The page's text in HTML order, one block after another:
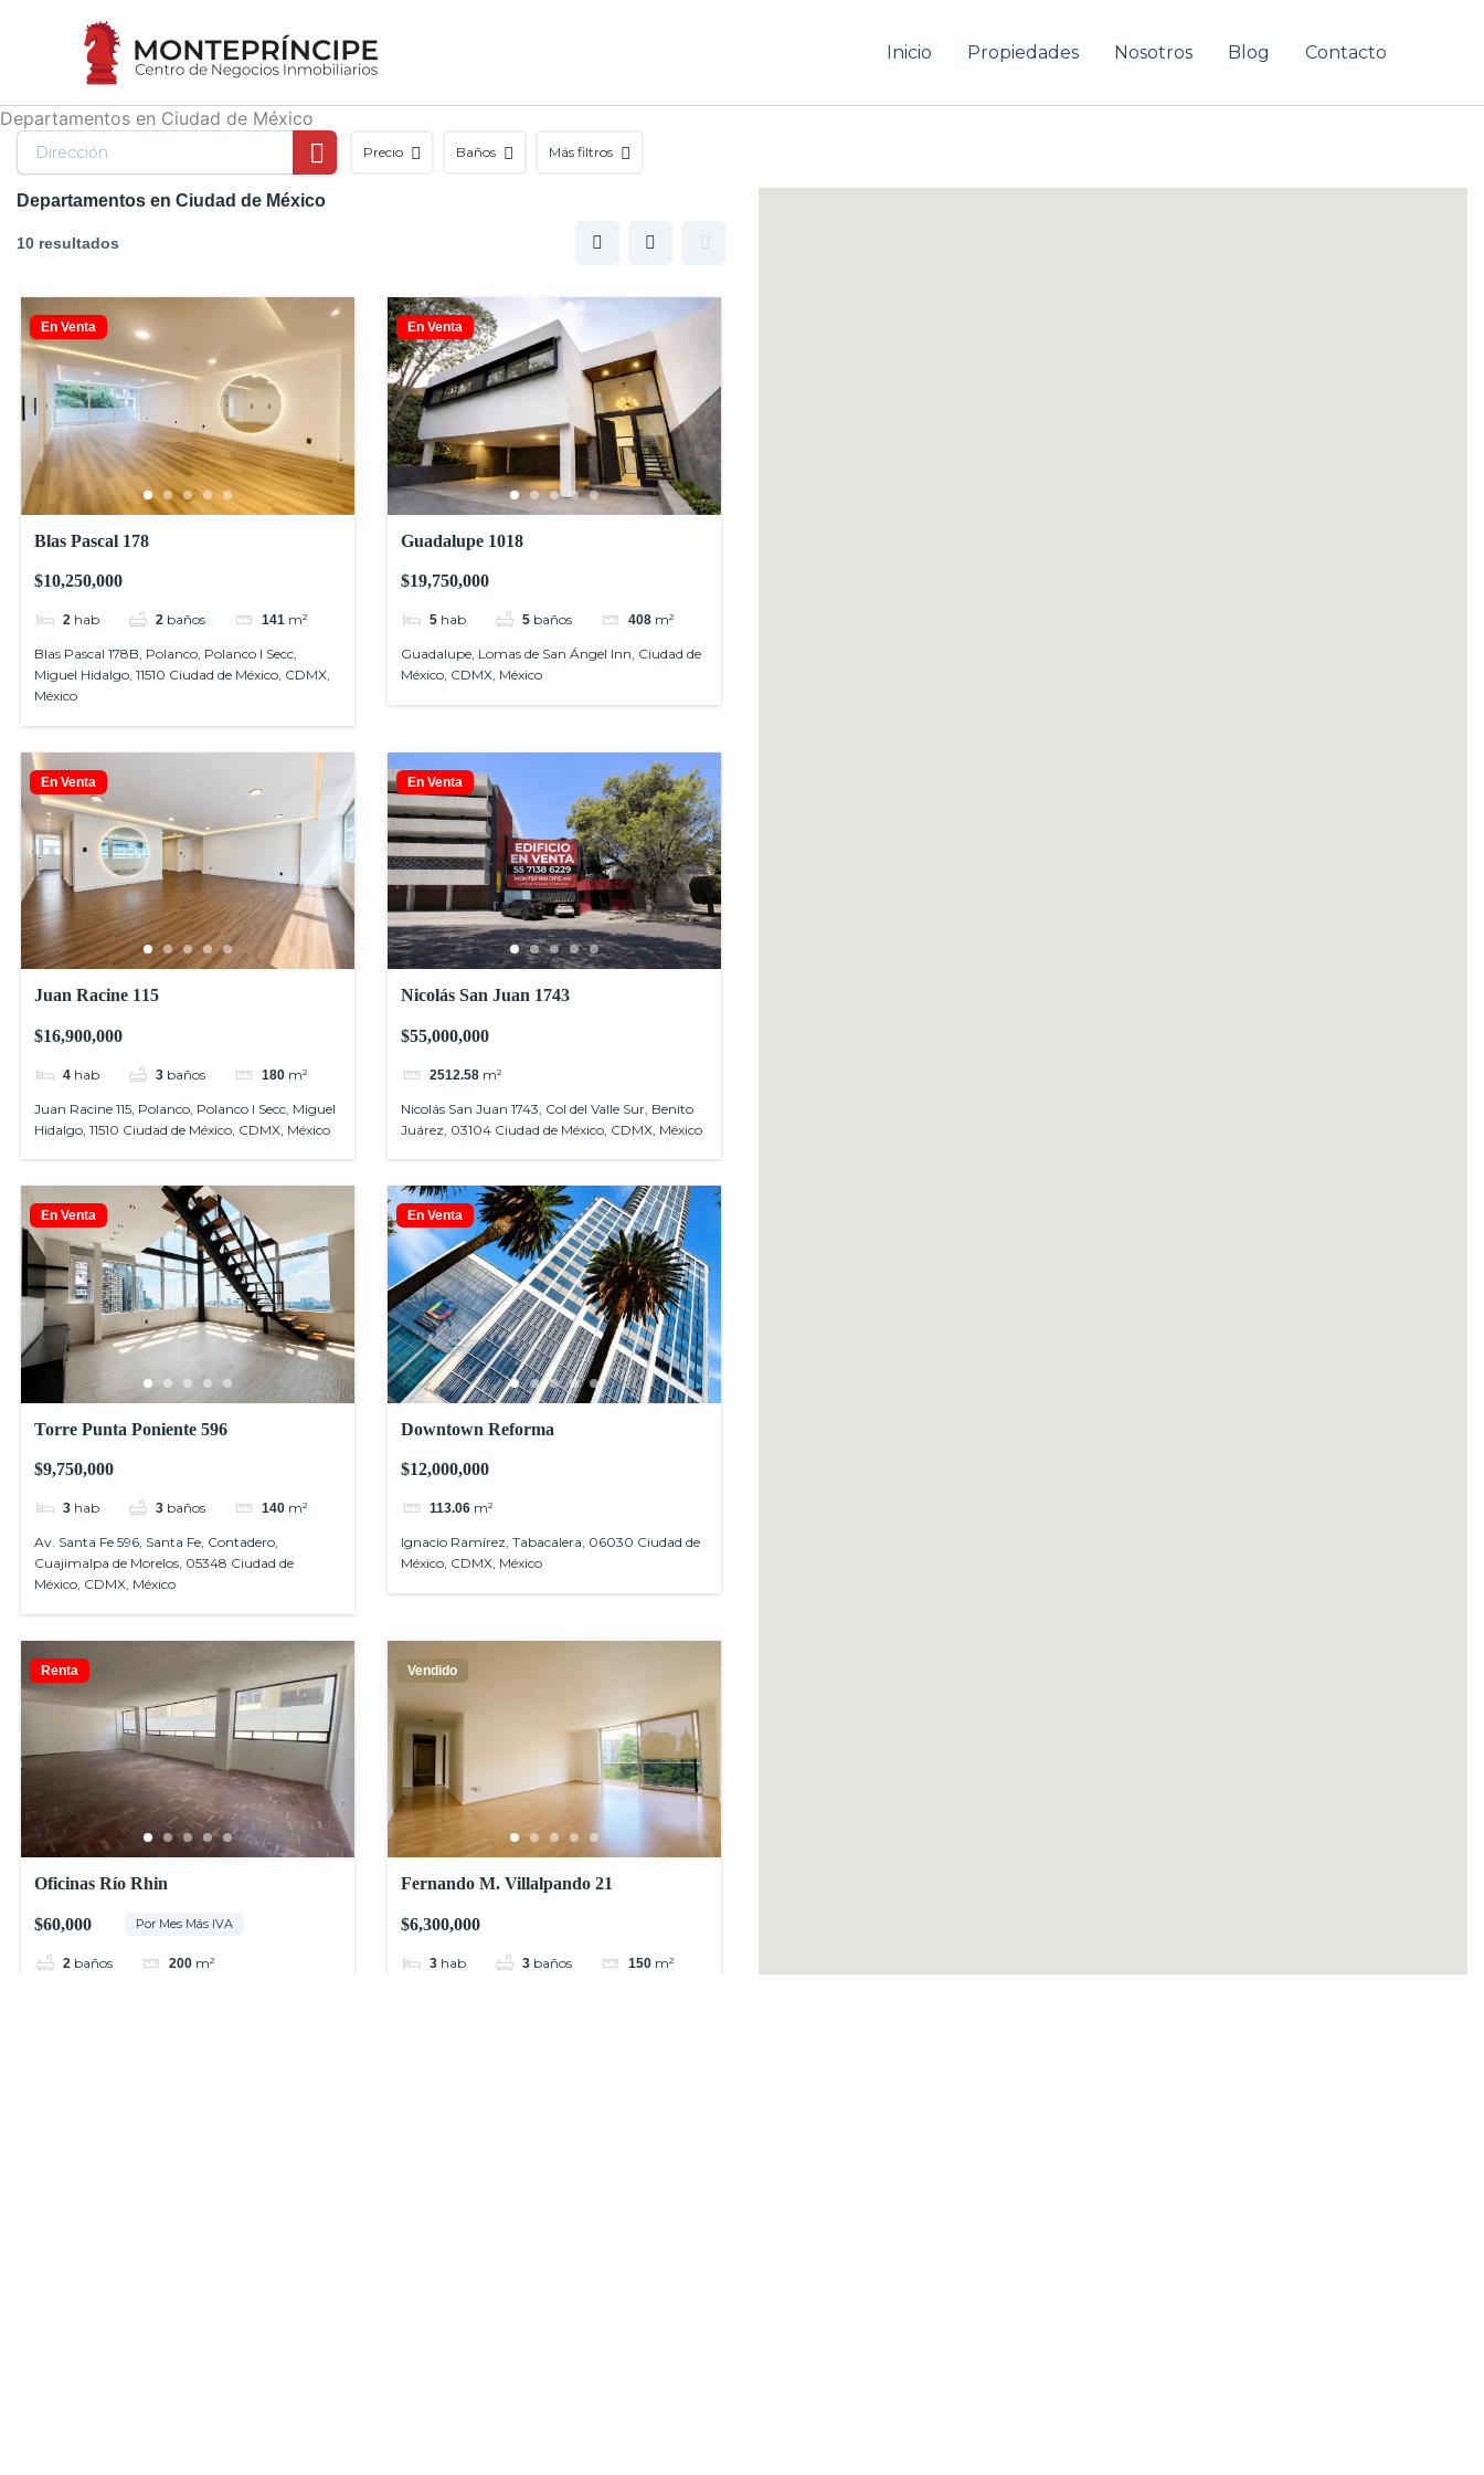
Inicio Propiedades Nosotros Blog Contacto
Departamentos en Ciudad de México
Precio Baños Más filtros
Departamentos en Ciudad de México
10 resultados
En Venta
Blas Pascal 178
$10,250,000
2 hab 2 baños 141 m²
Blas Pascal 178B, Polanco, Polanco I Secc,
Miguel Hidalgo, 11510 Ciudad de México, CDMX,
México
En Venta
Guadalupe 1018
$19,750,000
5 hab 5 baños 408 m²
Guadalupe, Lomas de San Ángel Inn, Ciudad de
México, CDMX, México
En Venta
Juan Racine 115
$16,900,000
4 hab 3 baños 180 m²
Juan Racine 115, Polanco, Polanco I Secc, Miguel
Hidalgo, 11510 Ciudad de México, CDMX, México
En Venta
Nicolás San Juan 1743
$55,000,000
2512.58 m²
Nicolás San Juan 1743, Col del Valle Sur, Benito
Juárez, 03104 Ciudad de México, CDMX, México
En Venta
Torre Punta Poniente 596
$9,750,000
3 hab 3 baños 140 m²
Av. Santa Fe 596, Santa Fe, Contadero,
Cuajimalpa de Morelos, 05348 Ciudad de
México, CDMX, México
En Venta
Downtown Reforma
$12,000,000
113.06 m²
Ignacio Ramírez, Tabacalera, 06030 Ciudad de
México, CDMX, México
Renta
Oficinas Río Rhin
$60,000 Por Mes Más IVA
2 baños 200 m²
Vendido
Fernando M. Villalpando 21
$6,300,000
3 hab 3 baños 150 m²